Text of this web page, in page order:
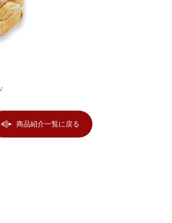
商品紹介一覧に戻る